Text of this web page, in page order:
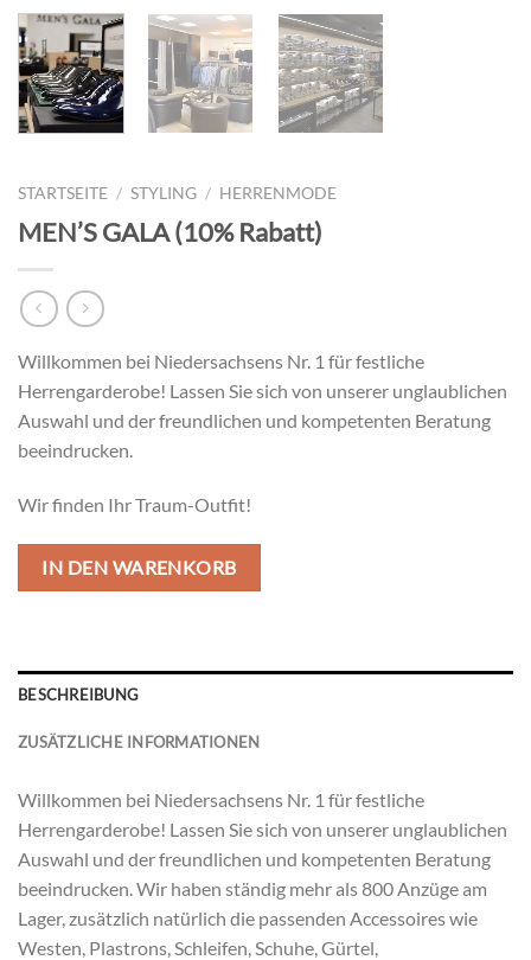
STARTSEITE / STYLING / HERRENMODE
MEN’S GALA (10% Rabatt)
Willkommen bei Niedersachsens Nr. 1 für festliche
Herrengarderobe! Lassen Sie sich von unserer unglaublichen
Auswahl und der freundlichen und kompetenten Beratung
beeindrucken.
Wir finden Ihr Traum-Outfit!
IN DEN WARENKORB
BESCHREIBUNG
ZUSÄTZLICHE INFORMATIONEN
Willkommen bei Niedersachsens Nr. 1 für festliche
Herrengarderobe! Lassen Sie sich von unserer unglaublichen
Auswahl und der freundlichen und kompetenten Beratung
beeindrucken. Wir haben ständig mehr als 800 Anzüge am
Lager, zusätzlich natürlich die passenden Accessoires wie
Westen, Plastrons, Schleifen, Schuhe, Gürtel,